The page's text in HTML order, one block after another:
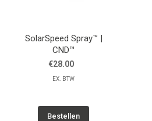
SolarSpeed Spray™ |
CND™
€28.00
EX. BTW
Bestellen